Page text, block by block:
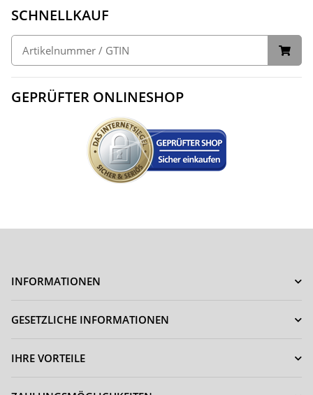
SCHNELLKAUF
GEPRÜFTER ONLINESHOP
INFORMATIONEN
GESETZLICHE INFORMATIONEN
IHRE VORTEILE